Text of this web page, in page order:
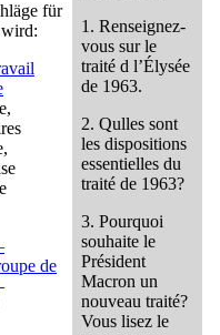
1. Renseignez-
vous sur le
traité d l’Élysée
de 1963.
2. Qulles sont
les dispositions
essentielles du
traité de 1963?
3. Pourquoi
souhaite le
Président
Macron un
nouveau traité?
Vous lisez le
für
wird:
de